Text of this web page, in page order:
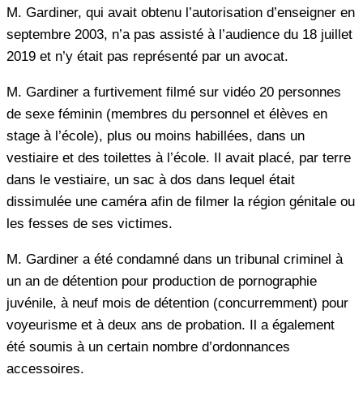
M. Gardiner, qui avait obtenu l’autorisation d’enseigner en
septembre 2003, n’a pas assisté à l’audience du 18 juillet
2019 et n’y était pas représenté par un avocat.
M. Gardiner a furtivement filmé sur vidéo 20 personnes
de sexe féminin (membres du personnel et élèves en
stage à l’école), plus ou moins habillées, dans un
vestiaire et des toilettes à l’école. Il avait placé, par terre
dans le vestiaire, un sac à dos dans lequel était
dissimulée une caméra afin de filmer la région génitale ou
les fesses de ses victimes.
M. Gardiner a été condamné dans un tribunal criminel à
un an de détention pour production de pornographie
juvénile, à neuf mois de détention (concurremment) pour
voyeurisme et à deux ans de probation. Il a également
été soumis à un certain nombre d’ordonnances
accessoires.